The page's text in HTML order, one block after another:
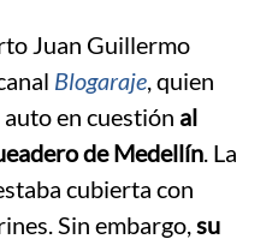
Juan Guillermo
Blogaraje, quien
en cuestión al
de Medellín. La
cubierta con
Sin embargo,su